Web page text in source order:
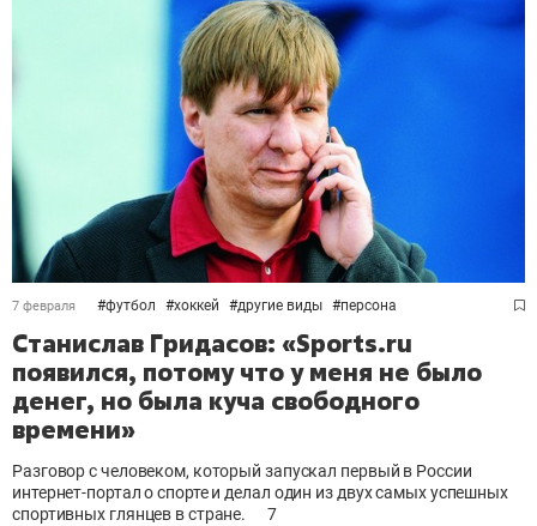
7 февраля #футбол #хоккей #другие виды #персона
Станислав Гридасов: «Sports.ru
появился, потому что у меня не было
денег, но была куча свободного
времени»
Разговор с человеком, который запускал первый в России
интернет-портал о спорте и делал один из двух самых успешных
спортивных глянцев в стране.
7